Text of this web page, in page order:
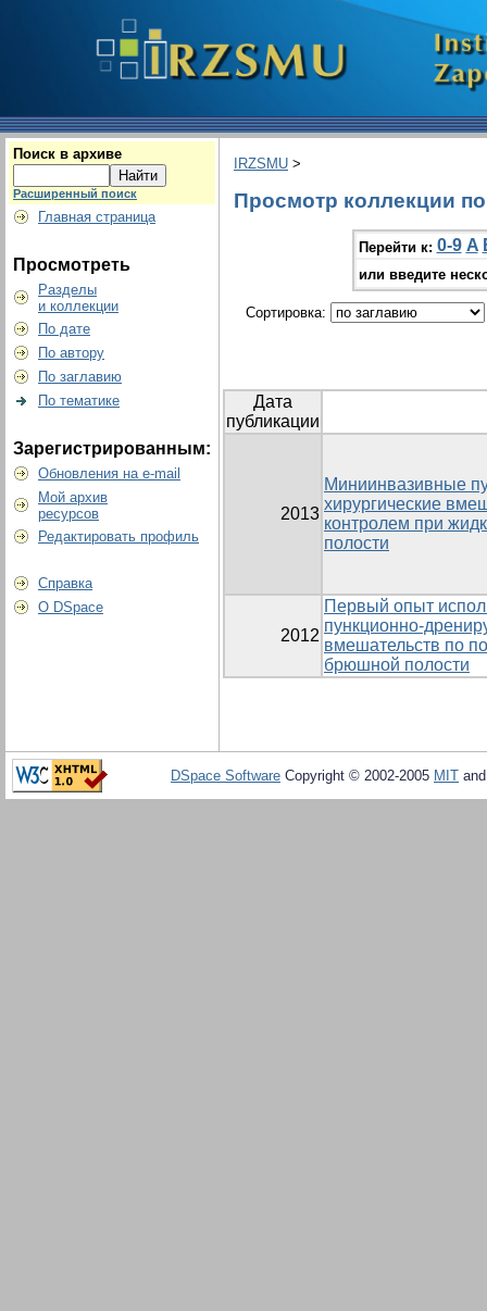
Поиск в архиве
Расширенный поиск
Главная страница
Просмотреть
Разделы
и коллекции
По дате
По автору
По заглавию
По тематике
Зарегистрированным:
Обновления на e-mail
Мой архив
ресурсов
Редактировать профиль
Справка
О DSpace
IRZSMU >
Просмотр коллекции
Перейти к: 0-9 A
или введите
Сортировка:
Дата
публикации
2013
Миниинвазивные
хирургические
контролем при
полости
2012
Первый опыт
пункционно-
вмешательств по
брюшной полости
DSpace Software Copyright © 2002-2005 MIT